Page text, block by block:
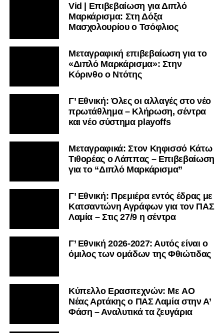
Vid | Επιβεβαίωση για Διπλό
Μαρκάρισμα: Στη Δόξα
Μασχολουρίου ο Τσόφλιος
Μεταγραφική επιβεβαίωση για το
«Διπλό Μαρκάρισμα»: Στην
Κόρινθο ο Ντότης
Γ’ Εθνική: Όλες οι αλλαγές στο νέο
πρωτάθλημα – Κλήρωση, σέντρα
και νέο σύστημα playoffs
Μεταγραφικά: Στον Κηφισσό Κάτω
Τιθορέας ο Λάππας – Επιβεβαίωση
για το “Διπλό Μαρκάρισμα”
Γ’ Εθνική: Πρεμιέρα εντός έδρας με
Κατσαντώνη Αγράφων για τον ΠΑΣ
Λαμία – Στις 27/9 η σέντρα
Γ’ Εθνική 2026-2027: Αυτός είναι ο
όμιλος των ομάδων της Φθιώτιδας
Kύπελλο Ερασιτεχνών: Με AO
Nέας Αρτάκης ο ΠΑΣ Λαμία στην Α’
Φάση – Αναλυτικά τα ζευγάρια